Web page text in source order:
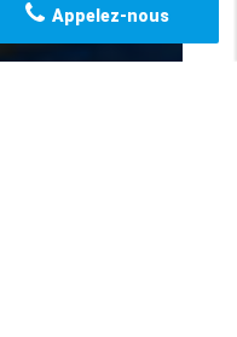
Appelez-nous